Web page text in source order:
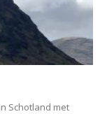
Schotland met